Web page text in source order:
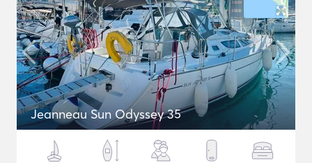
Jeanneau Sun Odyssey 35